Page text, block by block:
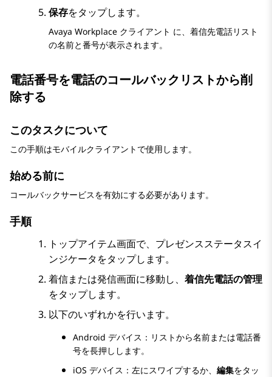
保存をタップします。
Avaya Workplace クライアント に、着信先電話リスト
の名前と番号が表示されます。
電話番号を電話のコールバックリストから削
除する
このタスクについて
この手順はモバイルクライアントで使用します。
始める前に
コールバックサービスを有効にする必要があります。
手順
トップアイテム画面で、プレゼンスステータスイ
ンジケータをタップします。
着信または発信画面に移動し、 着信先電話の管理
をタップします。
以下のいずれかを行います。
Android デバイス：リストから名前または電話番
号を長押しします。
iOS デバイス：左にスワイプするか、 編集をタッ